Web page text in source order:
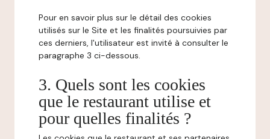
Pour en savoir plus sur le détail des cookies
utilisés sur le Site et les finalités poursuivies par
ces derniers, l'utilisateur est invité à consulter le
paragraphe 3 ci-dessous.
3. Quels sont les cookies
que le restaurant utilise et
pour quelles finalités ?